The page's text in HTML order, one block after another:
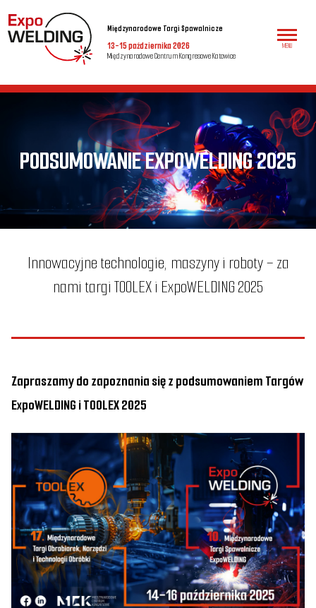
Międzynarodowe Targi Spawalnicze
13-15 października 2026
Międzynarodowe Centrum Kongresowe Katowice
MENU
PODSUMOWANIE EXPOWELDING 2025
Innowacyjne technologie, maszyny i roboty – za
nami targi TOOLEX i ExpoWELDING 2025
Zapraszamy do zapoznania się z podsumowaniem Targów
ExpoWELDING i TOOLEX 2025